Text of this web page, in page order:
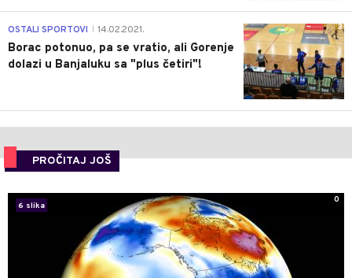
3
OSTALI SPORTOVI 14.02.2021.
Borac potonuo, pa se vratio, ali Gorenje
dolazi u Banjaluku sa "plus četiri"!
PROČITAJ JOŠ
6 slika
0